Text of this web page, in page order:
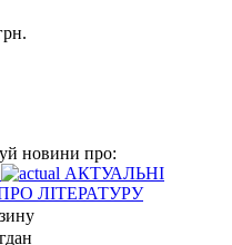
новини про:
АКТУАЛЬНІ
ЛІТЕРАТУРУ